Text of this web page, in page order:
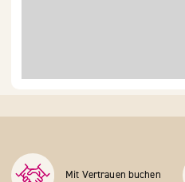
Mit Vertrauen buchen